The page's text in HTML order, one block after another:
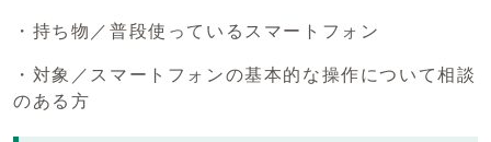
・持ち物／普段使っているスマートフォン
・対象／スマートフォンの基本的な操作について相談
のある方